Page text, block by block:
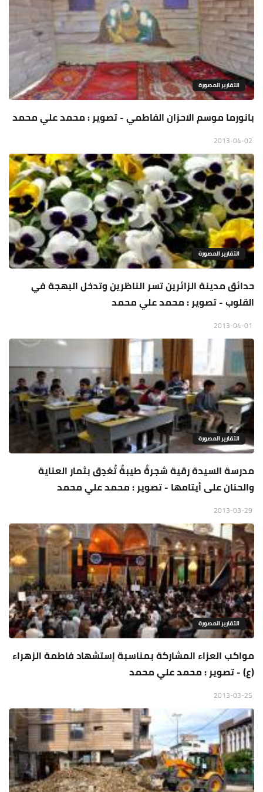
التقارير المصورة
بانورما موسم الاحزان الفاطمي - تصوير : محمد علي محمد
التقارير المصورة
حدائق مدينة الزائرين تسر الناظرين وتدخل البهجة في
القلوب - تصوير : محمد علي محمد
التقارير المصورة
مدرسة السيدة رقية شجرةٌ طيبةٌ تُغدِق بثمار العناية
والحنان على أيتامها - تصوير : محمد علي محمد
التقارير المصورة
مواكب العزاء المشاركة بمناسبة إستشهاد فاطمة الزهراء
(ع) - تصوير : محمد علي محمد